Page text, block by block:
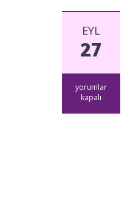
EYL
27
Gelir
Vergisi
yorumlar
kapalı